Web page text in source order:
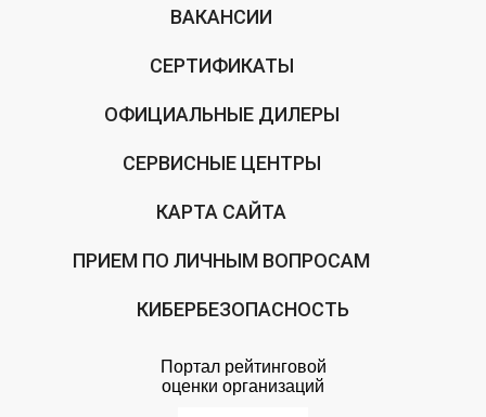
ВАКАНСИИ
СЕРТИФИКАТЫ
ОФИЦИАЛЬНЫЕ ДИЛЕРЫ
СЕРВИСНЫЕ ЦЕНТРЫ
КАРТА САЙТА
ПРИЕМ ПО ЛИЧНЫМ ВОПРОСАМ
КИБЕРБЕЗОПАСНОСТЬ
Портал рейтинговой
оценки организаций